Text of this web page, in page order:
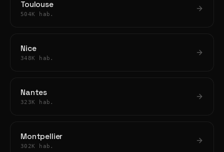
Toulouse
504K hab.
Nice
348K hab.
Nantes
323K hab.
Montpellier
302K hab.